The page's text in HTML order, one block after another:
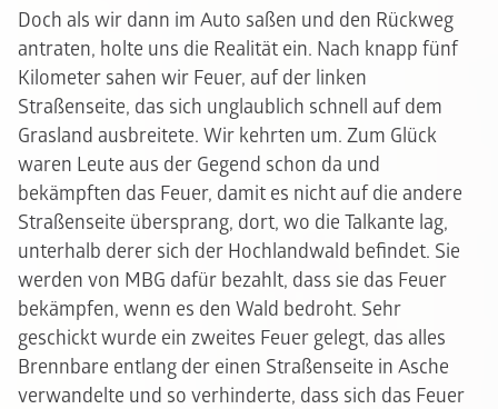
Doch als wir dann im Auto saßen und den Rückweg
antraten, holte uns die Realität ein. Nach knapp fünf
Kilometer sahen wir Feuer, auf der linken
Straßenseite, das sich unglaublich schnell auf dem
Grasland ausbreitete. Wir kehrten um. Zum Glück
waren Leute aus der Gegend schon da und
bekämpften das Feuer, damit es nicht auf die andere
Straßenseite übersprang, dort, wo die Talkante lag,
unterhalb derer sich der Hochlandwald befindet. Sie
werden von MBG dafür bezahlt, dass sie das Feuer
bekämpfen, wenn es den Wald bedroht. Sehr
geschickt wurde ein zweites Feuer gelegt, das alles
Brennbare entlang der einen Straßenseite in Asche
verwandelte und so verhinderte, dass sich das Feuer